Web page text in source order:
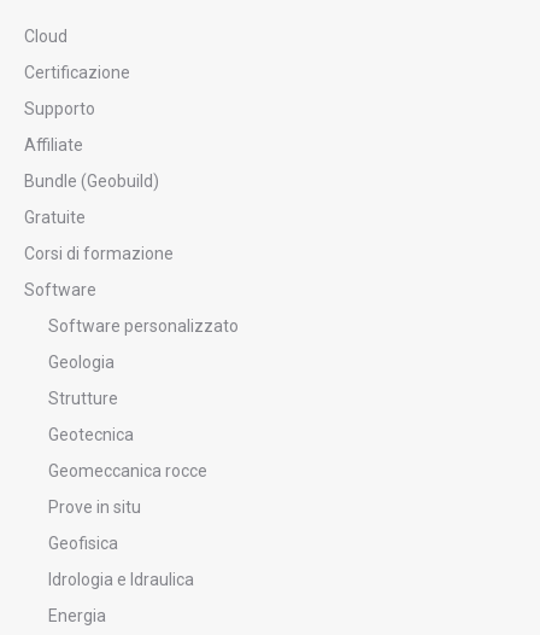
Cloud
Certificazione
Supporto
Affiliate
Bundle (Geobuild)
Gratuite
Corsi di formazione
Software
Software personalizzato
Geologia
Strutture
Geotecnica
Geomeccanica rocce
Prove in situ
Geofisica
Idrologia e Idraulica
Energia